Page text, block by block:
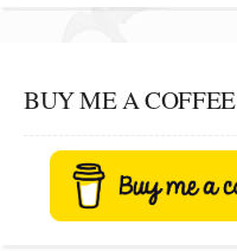
BUY ME A COFFEE